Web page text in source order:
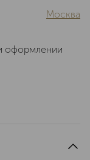
Москва
оформлении